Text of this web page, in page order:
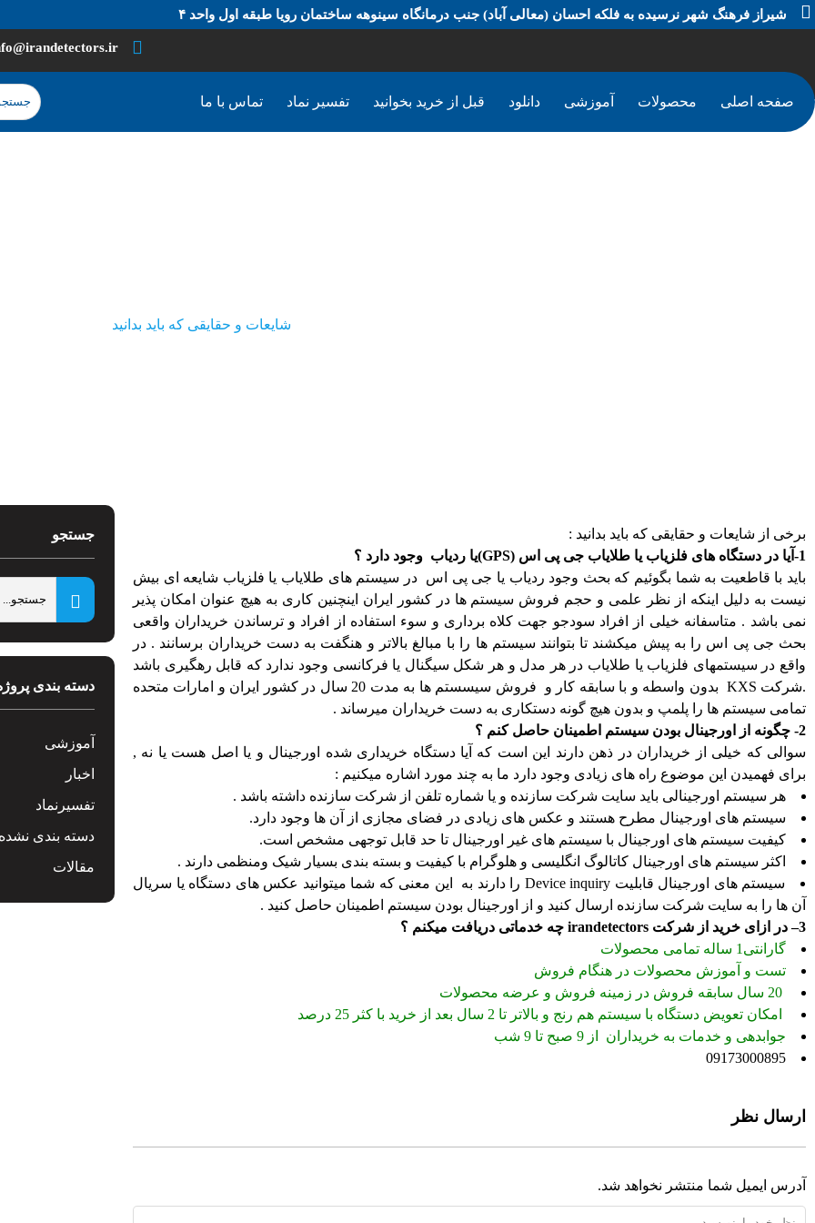
شیراز فرهنگ شهر نرسیده به فلکه احسان (معالی آباد) جنب درمانگاه سینوهه ساختمان رویا طبقه اول واحد ۴
صفحه اصلی محصولات آموزشی دانلود قبل از خرید بخوانید تفسیر نماد تماس با ما
شایعات و حقایقی که باید بدانید
برخی از شایعات و حقایقی که باید بدانید :
1-آیا در دستگاه های فلزیاب یا طلایاب جی پی اس (GPS)یا ردیاب وجود دارد ؟
باید با قاطعیت به شما بگوئیم که بحث وجود ردیاب یا جی پی اس در سیستم های طلایاب یا فلزیاب شایعه ای بیش
نیست به دلیل اینکه از نظر علمی و حجم فروش سیستم ها در کشور ایران اینچنین کاری به هیچ عنوان امکان پذیر
نمی باشد . متاسفانه خیلی از افراد سودجو جهت کلاه برداری و سوء استفاده از افراد و ترساندن خریداران واقعی
بحث جی پی اس را به پیش میکشند تا بتوانند سیستم ها را با مبالغ بالاتر و هنگفت به دست خریداران برسانند . در
واقع در سیستمهای فلزیاب یا طلایاب در هر مدل و هر شکل سیگنال یا فرکانسی وجود ندارد که قابل رهگیری باشد
.شرکت KXS بدون واسطه و با سابقه کار و فروش سیسستم ها به مدت 20 سال در کشور ایران و امارات متحده
تمامی سیستم ها را پلمپ و بدون هیچ گونه دستکاری به دست خریداران میرساند .
2- چگونه از اورجینال بودن سیستم اطمینان حاصل کنم ؟
سوالی که خیلی از خریداران در ذهن دارند این است که آیا دستگاه خریداری شده اورجینال و یا اصل هست یا نه ,
برای فهمیدن این موضوع راه های زیادی وجود دارد ما به چند مورد اشاره میکنیم :
هر سیستم اورجینالی باید سایت شرکت سازنده و یا شماره تلفن از شرکت سازنده داشته باشد .
سیستم های اورجینال مطرح هستند و عکس های زیادی در فضای مجازی از آن ها وجود دارد.
کیفیت سیستم های اورجینال با سیستم های غیر اورجینال تا حد قابل توجهی مشخص است.
اکثر سیستم های اورجینال کاتالوگ انگلیسی و هلوگرام با کیفیت و بسته بندی بسیار شیک ومنظمی دارند .
سیستم های اورجینال قابلیت Device inquiry را دارند به این معنی که شما میتوانید عکس های دستگاه یا سریال
آن ها را به سایت شرکت سازنده ارسال کنید و از اورجینال بودن سیستم اطمینان حاصل کنید .
3– در ازای خرید از شرکت irandetectors چه خدماتی دریافت میکنم ؟
گارانتی1 ساله تمامی محصولات
تست و آموزش محصولات در هنگام فروش
امکان تعویض دستگاه با سیستم هم رنج و بالاتر تا 2 سال بعد از خرید با کثر 25 درصد
جوابدهی و خدمات به خریداران از 9 صبح تا 9 شب
09173000895
ارسال نظر
آدرس ایمیل شما منتشر نخواهد شد.
جستجو
دسته بندی
آموزشی
اخبار
تفسیرنماد
دسته بندی
مقالات